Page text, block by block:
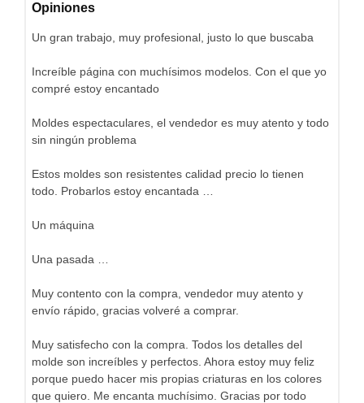
Opiniones
Un gran trabajo, muy profesional, justo lo que buscaba
Increíble página con muchísimos modelos. Con el que yo
compré estoy encantado
Moldes espectaculares, el vendedor es muy atento y todo
sin ningún problema
Estos moldes son resistentes calidad precio lo tienen
todo. Probarlos estoy encantada …
Un máquina
Una pasada …
Muy contento con la compra, vendedor muy atento y
envío rápido, gracias volveré a comprar.
Muy satisfecho con la compra. Todos los detalles del
molde son increíbles y perfectos. Ahora estoy muy feliz
porque puedo hacer mis propias criaturas en los colores
que quiero. Me encanta muchísimo. Gracias por todo